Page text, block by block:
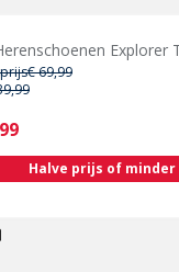
€ 69,99
Halve prijs of minder